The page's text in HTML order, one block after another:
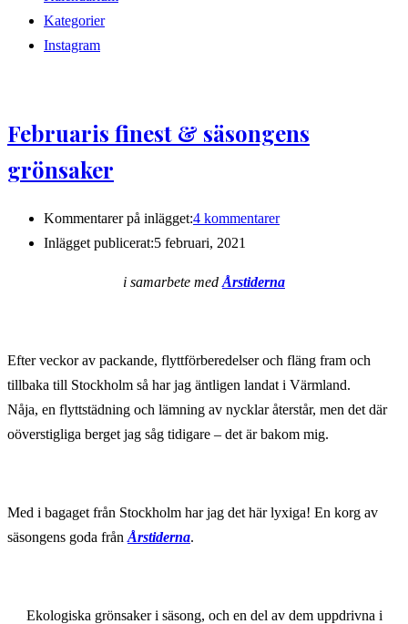
Kategorier
Instagram
Februaris finest & säsongens
grönsaker
Kommentarer på inlägget:4 kommentarer
Inlägget publicerat:5 februari, 2021
i samarbete med Årstiderna
Efter veckor av packande, flyttförberedelser och fläng fram och
tillbaka till Stockholm så har jag äntligen landat i Värmland.
Nåja, en flyttstädning och lämning av nycklar återstår, men det där
oöverstigliga berget jag såg tidigare – det är bakom mig.
Med i bagaget från Stockholm har jag det här lyxiga! En korg av
säsongens goda från Årstiderna.
Ekologiska grönsaker i säsong, och en del av dem uppdrivna i